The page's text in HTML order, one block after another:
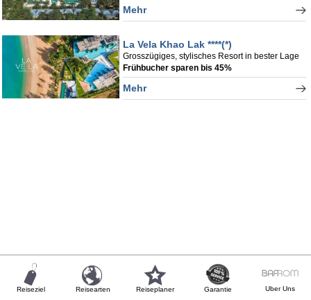
Mehr
La Vela Khao Lak ****(*)
Grosszügiges, stylisches Resort in bester Lage
Frühbucher sparen bis 45%
Mehr
Reiseziel Reisearten Reiseplaner Garantie Uber Uns